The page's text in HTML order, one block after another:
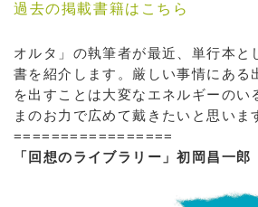
過去の掲載書籍はこちら
オルタ」の執筆者が最近、単行本と
書を紹介します。厳しい事情にある
を出すことは大変なエネルギーのい
まのお力で広めて戴きたいと思いま
=================
「回想のライブラリー」初岡昌一郎